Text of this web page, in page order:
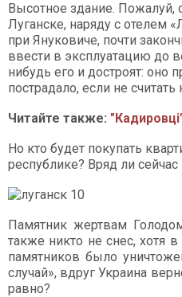
Высотное здание. Пожалуй,
Луганске, наряду с отелем
при Януковиче, почти
ввести в эксплуатацию до
нибудь его и достроят: оно
пострадало, если не
Читайте также:
Но кто будет покупать
республике? Вряд ли
Памятник жертвам
также никто не снес, хотя
памятников было
случай», вдруг Украина
равно?